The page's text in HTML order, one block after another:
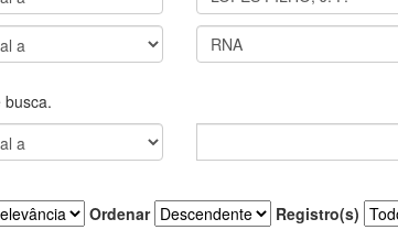
busca.
Ordenar Registro(s)